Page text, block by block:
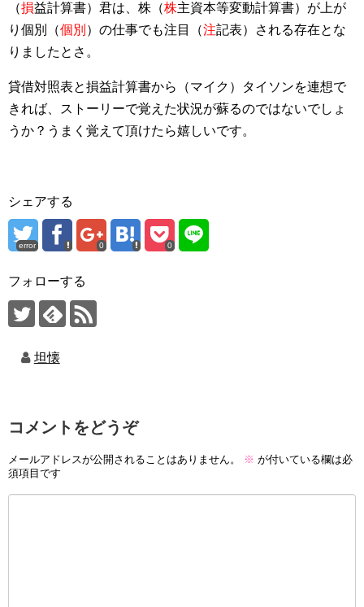
（損益計算書）君は、株（株主資本等変動計算書）が上が
り個別（個別 ）の仕事でも注目（注記表）される存在とな
りましたとさ。
貸借対照表と損益計算書から（マイク）タイソンを連想で
きれば、ストーリーで覚えた状況が蘇るのではないでしょ
うか？うまく覚えて頂けたら嬉しいです。
シェアする
error 0 0
フォローする
坦懐
コメントをどうぞ
メールアドレスが公開されることはありません。 ※ が付いている欄は必
須項目です